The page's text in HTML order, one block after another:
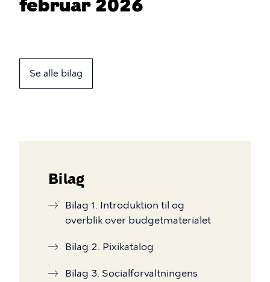
februar 2026
Se alle bilag
Bilag
Bilag 1. Introduktion til og
overblik over budgetmaterialet
Bilag 2. Pixikatalog
Bilag 3. Socialforvaltningens